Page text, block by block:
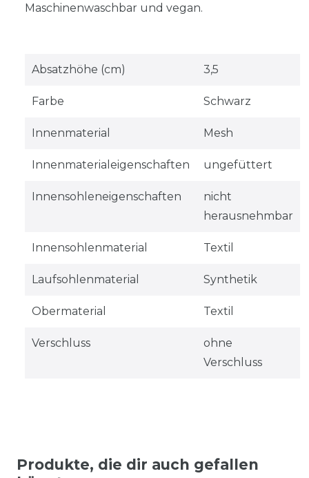
Maschinenwaschbar und vegan.
Absatzhöhe (cm) 3,5
Farbe Schwarz
Innenmaterial Mesh
Innenmaterialeigenschaften ungefüttert
Innensohleneigenschaften
nicht
herausnehmbar
Innensohlenmaterial Textil
Laufsohlenmaterial Synthetik
Obermaterial Textil
Verschluss
ohne
Verschluss
Produkte, die dir auch gefallen